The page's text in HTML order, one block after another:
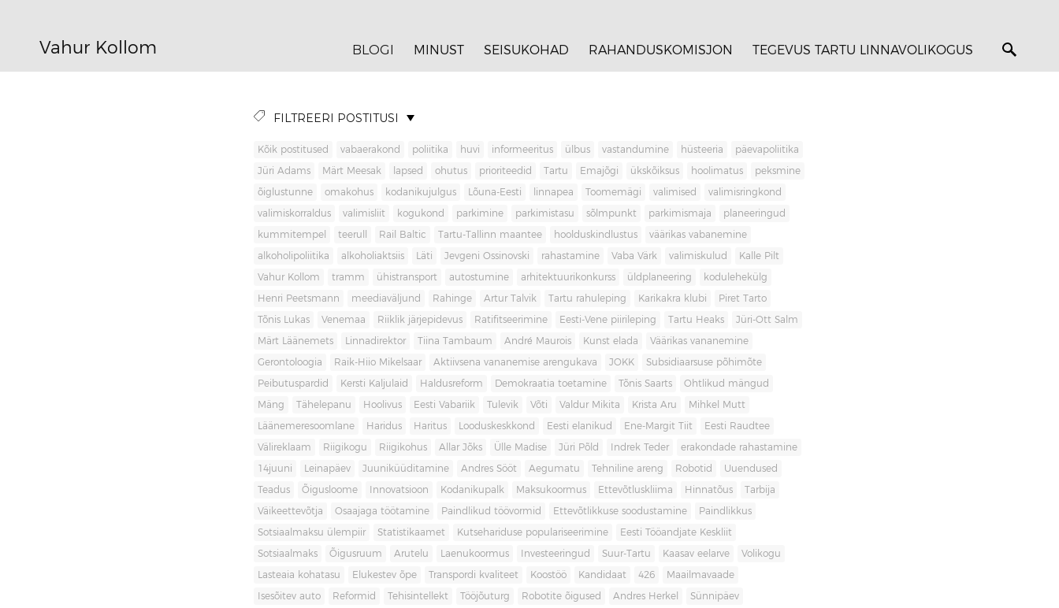
Vahur Kollom BLOGI MINUST SEISUKOHAD RAHANDUSKOMISJON TEGEVUS TARTU LINNAVOLIKOGUS
FILTREERI POSTITUSI
Kõik postitused vabaerakond poliitika huvi informeeritus ülbus vastandumine hüsteeria päevapoliitika
Jüri Adams Märt Meesak lapsed ohutus prioriteedid Tartu Emajõgi ükskõiksus hoolimatus peksmine
õiglustunne omakohus kodanikujulgus Lõuna-Eesti linnapea Toomemägi valimised valimisringkond
valimiskorraldus valimisliit kogukond parkimine parkimistasu sõlmpunkt parkimismaja planeeringud
kummitempel teerull Rail Baltic Tartu-Tallinn maantee hoolduskindlustus väärikas vabanemine
alkoholipoliitika alkoholiaktsiis Läti Jevgeni Ossinovski rahastamine Vaba Värk valimiskulud Kalle Pilt
Vahur Kollom tramm ühistransport autostumine arhitektuurikonkurss üldplaneering kodulehekülg
Henri Peetsmann meediaväljund Rahinge Artur Talvik Tartu rahuleping Karikakra klubi Piret Tarto
Tõnis Lukas Venemaa Riiklik järjepidevus Ratifitseerimine Eesti-Vene piirileping Tartu Heaks Jüri-Ott Salm
Märt Läänemets Linnadirektor Tiina Tambaum André Maurois Kunst elada Väärikas vananemine
Gerontoloogia Raik-Hiio Mikelsaar Aktiivsena vananemise arengukava JOKK Subsidiaarsuse põhimõte
Peibutuspardid Kersti Kaljulaid Haldusreform Demokraatia toetamine Tõnis Saarts Ohtlikud mängud
Mäng Tähelepanu Hoolivus Eesti Vabariik Tulevik Võti Valdur Mikita Krista Aru Mihkel Mutt
Läänemeresoomlane Haridus Haritus Looduskeskkond Eesti elanikud Ene-Margit Tiit Eesti Raudtee
Välireklaam Riigikogu Riigikohus Allar Jõks Ülle Madise Jüri Põld Indrek Teder erakondade rahastamine
14juuni Leinapäev Juuniküüditamine Andres Sööt Aegumatu Tehniline areng Robotid Uuendused
Teadus Õigusloome Innovatsioon Kodanikupalk Maksukoormus Ettevõtluskliima Hinnatõus Tarbija
Väikeettevõtja Osaajaga töötamine Paindlikud töövormid Ettevõtlikkuse soodustamine Paindlikkus
Sotsiaalmaksu ülempiir Statistikaamet Kutsehariduse populariseerimine Eesti Tööandjate Keskliit
Sotsiaalmaks Õigusruum Arutelu Laenukoormus Investeeringud Suur-Tartu Kaasav eelarve Volikogu
Lasteaia kohatasu Elukestev õpe Transpordi kvaliteet Koostöö Kandidaat 426 Maailmavaade
Isesõitev auto Reformid Tehisintellekt Tööjõuturg Robotite õigused Andres Herkel Sünnipäev